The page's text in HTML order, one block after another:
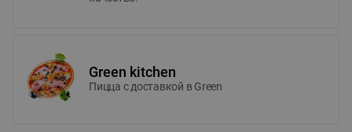
Green kitchen
Пицца c доставкой в Green